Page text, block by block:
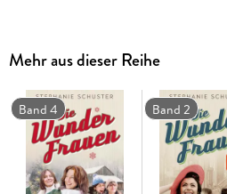
Reiterhof steckt und Annabel, die
Vergangenheit ihrer Familie stellt.
merken sie: Das größte Abenteuer
erst an.
Der 3. Band der Wunderfrauen-
vier Freundinnen, deren Leben wir
Wirtschaftswunderjahren Mitte
Mehr aus dieser Reihe
Band 4 Band 2